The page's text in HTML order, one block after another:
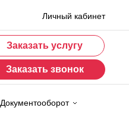
Личный кабинет
Заказать услугу
Заказать звонок
Документооборот